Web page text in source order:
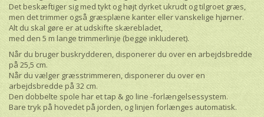
Det beskæftiger sig med tykt og højt dyrket ukrudt og tilgroet græs,
men det trimmer også græsplæne kanter eller vanskelige hjørner.
Alt du skal gøre er at udskifte skærebladet,
med den 5 m lange trimmerlinje (begge inkluderet).
Når du bruger buskrydderen, disponerer du over en arbejdsbredde
på 25,5 cm.
Når du vælger græsstrimmeren, disponerer du over en
arbejdsbredde på 32 cm.
Den dobbelte spole har et tap & go line -forlængelsessystem.
Bare tryk på hovedet på jorden, og linjen forlænges automatisk.